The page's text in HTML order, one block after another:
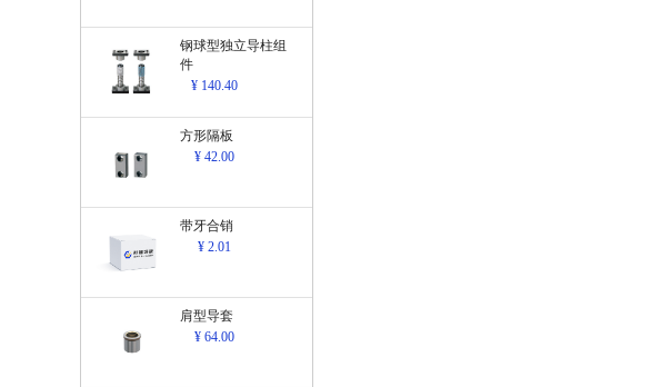
钢球型独立导柱组
件
¥ 140.40
方形隔板
¥ 42.00
带牙合销
¥ 2.01
肩型导套
¥ 64.00